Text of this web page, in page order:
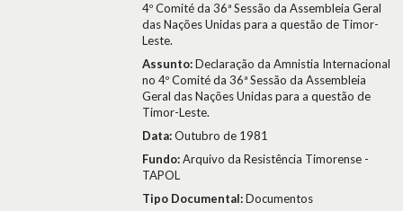
4º Comité da 36ª Sessão da Assembleia Geral
das Nações Unidas para a questão de Timor-
Leste.
Assunto:Declaração da Amnistia Internacional
no 4º Comité da 36ª Sessão da Assembleia
Geral das Nações Unidas para a questão de
Timor-Leste.
Data:Outubro de 1981
Fundo:Arquivo da Resistência Timorense -
TAPOL
Tipo Documental:Documentos